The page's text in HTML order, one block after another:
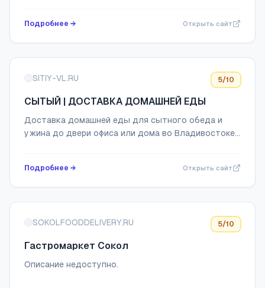
Подробнее → Открыть сайт
SITIY-VL.RU 5/10
СЫТЫЙ | ДОСТАВКА ДОМАШНЕЙ ЕДЫ
Доставка домашней еды для сытного обеда и
ужина до двери офиса или дома во Владивостоке.
Подробнее → Открыть сайт
SOKOLFOODDELIVERY.RU 5/10
Гастромаркет Сокол
Описание недоступно.